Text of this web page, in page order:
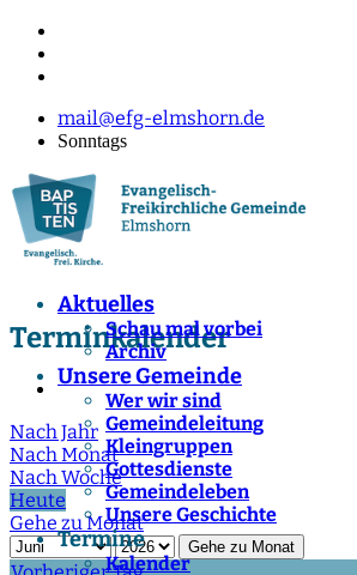
mail@efg-elmshorn.de
Sonntags
Aktuelles
Schau mal vorbei
Archiv
Unsere Gemeinde
Wer wir sind
Gemeindeleitung
Kleingruppen
Gottesdienste
Gemeindeleben
Unsere Geschichte
Termine
Kalender
Terminkalender
Nach Jahr
Nach Monat
Nach Woche
Heute
Gehe zu Monat
Gehe zu Monat